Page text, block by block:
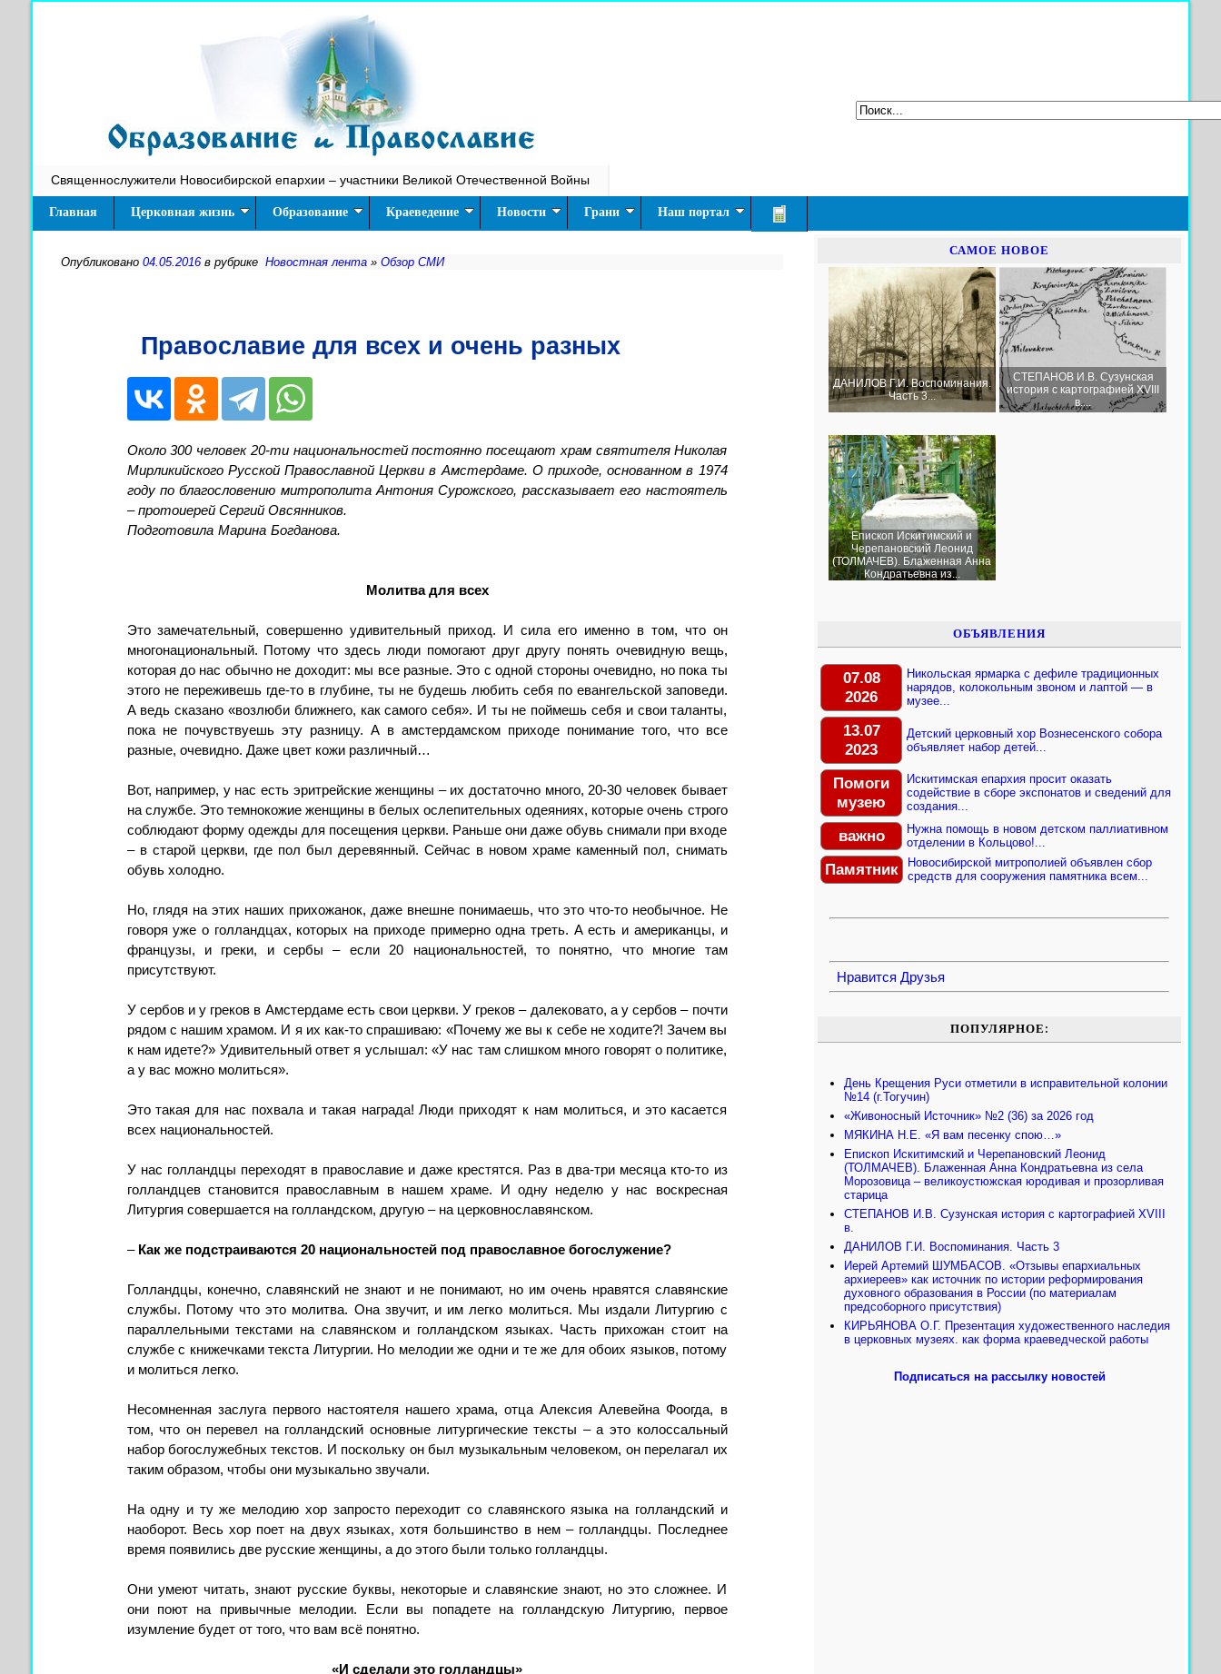
Священнослужители Новосибирской епархии – участники Великой Отечественной Войны
Главная Церковная жизнь Образование Краеведение Новости Грани Наш портал
Опубликовано 04.05.2016 в рубрике Новостная лента » Обзор СМИ
Православие для всех и очень разных
Около 300 человек 20-ти национальностей постоянно посещают храм святителя Николая
Мирликийского Русской Православной Церкви в Амстердаме. О приходе, основанном в 1974
году по благословению митрополита Антония Сурожского, рассказывает его настоятель
– протоиерей Сергий Овсянников.
Подготовила Марина Богданова.
Молитва для всех
Это замечательный, совершенно удивительный приход. И сила его именно в том, что он
многонациональный. Потому что здесь люди помогают друг другу понять очевидную вещь,
которая до нас обычно не доходит: мы все разные. Это с одной стороны очевидно, но пока ты
этого не переживешь где-то в глубине, ты не будешь любить себя по евангельской заповеди.
А ведь сказано «возлюби ближнего, как самого себя». И ты не поймешь себя и свои таланты,
пока не почувствуешь эту разницу. А в амстердамском приходе понимание того, что все
разные, очевидно. Даже цвет кожи различный…
Вот, например, у нас есть эритрейские женщины – их достаточно много, 20-30 человек бывает
на службе. Это темнокожие женщины в белых ослепительных одеяниях, которые очень строго
соблюдают форму одежды для посещения церкви. Раньше они даже обувь снимали при входе
– в старой церкви, где пол был деревянный. Сейчас в новом храме каменный пол, снимать
обувь холодно.
Но, глядя на этих наших прихожанок, даже внешне понимаешь, что это что-то необычное. Не
говоря уже о голландцах, которых на приходе примерно одна треть. А есть и американцы, и
французы, и греки, и сербы – если 20 национальностей, то понятно, что многие там
присутствуют.
У сербов и у греков в Амстердаме есть свои церкви. У греков – далековато, а у сербов – почти
рядом с нашим храмом. И я их как-то спрашиваю: «Почему же вы к себе не ходите?! Зачем вы
к нам идете?» Удивительный ответ я услышал: «У нас там слишком много говорят о политике,
а у вас можно молиться».
Это такая для нас похвала и такая награда! Люди приходят к нам молиться, и это касается
всех национальностей.
У нас голландцы переходят в православие и даже крестятся. Раз в два-три месяца кто-то из
голландцев становится православным в нашем храме. И одну неделю у нас воскресная
Литургия совершается на голландском, другую – на церковнославянском.
– Как же подстраиваются 20 национальностей под православное богослужение?
Голландцы, конечно, славянский не знают и не понимают, но им очень нравятся славянские
службы. Потому что это молитва. Она звучит, и им легко молиться. Мы издали Литургию с
параллельными текстами на славянском и голландском языках. Часть прихожан стоит на
службе с книжечками текста Литургии. Но мелодии же одни и те же для обоих языков, потому
и молиться легко.
Несомненная заслуга первого настоятеля нашего храма, отца Алексия Алевейна Фоогда, в
том, что он перевел на голландский основные литургические тексты – а это колоссальный
набор богослужебных текстов. И поскольку он был музыкальным человеком, он перелагал их
таким образом, чтобы они музыкально звучали.
На одну и ту же мелодию хор запросто переходит со славянского языка на голландский и
наоборот. Весь хор поет на двух языках, хотя большинство в нем – голландцы. Последнее
время появились две русские женщины, а до этого были только голландцы.
Они умеют читать, знают русские буквы, некоторые и славянские знают, но это сложнее. И
они поют на привычные мелодии. Если вы попадете на голландскую Литургию, первое
изумление будет от того, что вам всё понятно.
«И сделали это голландцы»
САМОЕ НОВОЕ
ДАНИЛОВ Г.И. Воспоминания.
Часть 3...
СТЕПАНОВ И.В. Сузунская
история с картографией XVIII
в....
Епископ Искитимский и
Черепановский Леонид
(ТОЛМАЧЕВ). Блаженная Анна
Кондратьевна из...
ОБЪЯВЛЕНИЯ
07.08
2026
Никольская ярмарка с дефиле традиционных
нарядов, колокольным звоном и лаптой — в
музее...
13.07
2023
Детский церковный хор Вознесенского собора
объявляет набор детей...
Помоги
музею
Искитимская епархия просит оказать
содействие в сборе экспонатов и сведений для
создания...
важно
Нужна помощь в новом детском паллиативном
отделении в Кольцово!...
Памятник
Новосибирской митрополией объявлен сбор
средств для сооружения памятника всем...
Нравится Друзья
ПОПУЛЯРНОЕ:
День Крещения Руси отметили в исправительной колонии
№14 (г.Тогучин)
«Живоносный Источник» №2 (36) за 2026 год
МЯКИНА Н.Е. «Я вам песенку спою…»
Епископ Искитимский и Черепановский Леонид
(ТОЛМАЧЕВ). Блаженная Анна Кондратьевна из села
Морозовица – великоустюжская юродивая и прозорливая
старица
СТЕПАНОВ И.В. Сузунская история с картографией XVIII
в.
ДАНИЛОВ Г.И. Воспоминания. Часть 3
Иерей Артемий ШУМБАСОВ. «Отзывы епархиальных
архиереев» как источник по истории реформирования
духовного образования в России (по материалам
предсоборного присутствия)
КИРЬЯНОВА О.Г. Презентация художественного наследия
в церковных музеях. как форма краеведческой работы
Подписаться на рассылку новостей